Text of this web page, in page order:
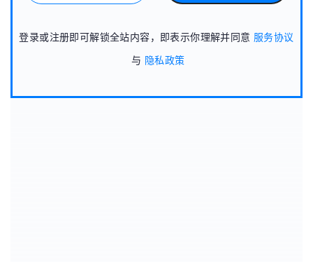
登录或注册即可解锁全站内容，即表示你理解并同意 服务协议
与 隐私政策